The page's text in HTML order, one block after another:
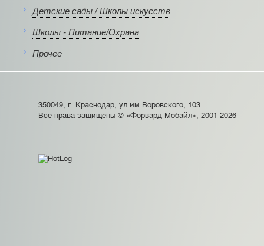
Детские сады / Школы искусств
Школы - Питание/Охрана
Прочее
350049, г. Краснодар, ул.им.Воровского, 103
Все права защищены © «Форвард Мобайл», 2001-2026